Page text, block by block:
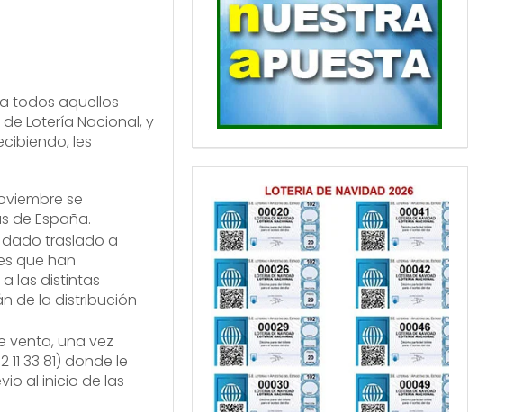
todos aquellos
Lotería Nacional, y
les
se
de España.
dado traslado a
que han
las distintas
de la distribución
venta, una vez
33 81) donde le
al inicio de las